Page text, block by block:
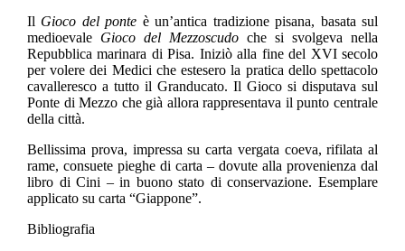
Il Gioco del ponte è un’antica tradizione pisana, basata sul
medioevale Gioco del Mezzoscudo che si svolgeva nella
Repubblica marinara di Pisa. Iniziò alla fine del XVI secolo
per volere dei Medici che estesero la pratica dello spettacolo
cavalleresco a tutto il Granducato. Il Gioco si disputava sul
Ponte di Mezzo che già allora rappresentava il punto centrale
della città.
Bellissima prova, impressa su carta vergata coeva, rifilata al
rame, consuete pieghe di carta – dovute alla provenienza dal
libro di Cini – in buono stato di conservazione. Esemplare
applicato su carta “Giappone”.
Bibliografia